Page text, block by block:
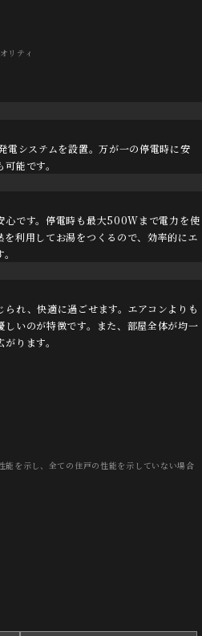
リティ
システムを設置。万が一の停電時に安
能です。
心です。停電時も最大500Wまで電力を使
利用してお湯をつくるので、効率的にエ
れ、快適に過ごせます。エアコンよりも
いのが特徴です。また、部屋全体が均一
ります。
を示し、全ての住戸の性能を示していない場合